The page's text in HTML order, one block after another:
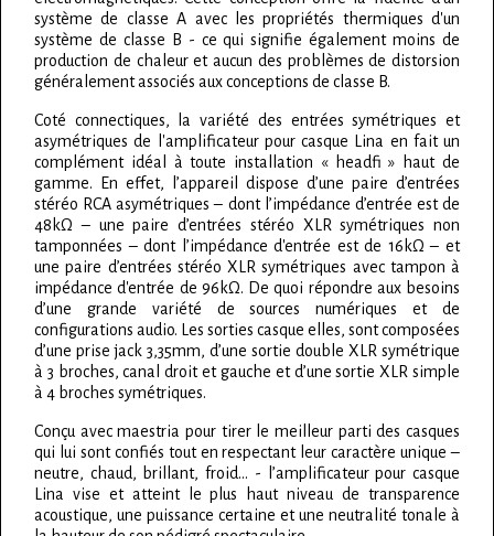
système de classe A avec les propriétés thermiques d'un
système de classe B - ce qui signifie également moins de
production de chaleur et aucun des problèmes de distorsion
généralement associés aux conceptions de classe B.
Coté connectiques, la variété des entrées symétriques et
asymétriques de l'amplificateur pour casque Lina en fait un
complément idéal à toute installation « headfi » haut de
gamme. En effet, l’appareil dispose d’une paire d’entrées
stéréo RCA asymétriques – dont l’impédance d’entrée est de
48kΩ – une paire d’entrées stéréo XLR symétriques non
tamponnées – dont l’impédance d'entrée est de 16kΩ – et
une paire d’entrées stéréo XLR symétriques avec tampon à
impédance d'entrée de 96kΩ. De quoi répondre aux besoins
d’une grande variété de sources numériques et de
configurations audio. Les sorties casque elles, sont composées
d’une prise jack 3,35mm, d’une sortie double XLR symétrique
à 3 broches, canal droit et gauche et d’une sortie XLR simple
à 4 broches symétriques.
Conçu avec maestria pour tirer le meilleur parti des casques
qui lui sont confiés tout en respectant leur caractère unique –
neutre, chaud, brillant, froid… - l’amplificateur pour casque
Lina vise et atteint le plus haut niveau de transparence
acoustique, une puissance certaine et une neutralité tonale à